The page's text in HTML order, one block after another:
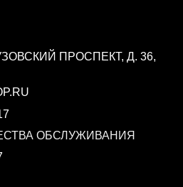
ПРОСПЕКТ, Д. 36,
ОБСЛУЖИВАНИЯ